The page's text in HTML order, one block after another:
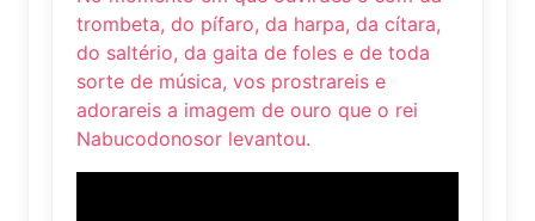
trombeta, do pífaro, da harpa, da cítara,
do saltério, da gaita de foles e de toda
sorte de música, vos prostrareis e
adorareis a imagem de ouro que o rei
Nabucodonosor levantou.